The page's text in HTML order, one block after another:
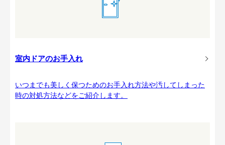
室内ドアのお手入れ
いつまでも美しく保つためのお手入れ方法や汚してしまった
時の対処方法などをご紹介します。